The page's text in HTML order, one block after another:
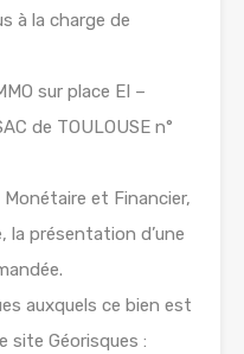
à la charge de
sur place EI –
de TOULOUSE n°
Monétaire et Financier,
la présentation d’une
auxquels ce bien est
site Géorisques :